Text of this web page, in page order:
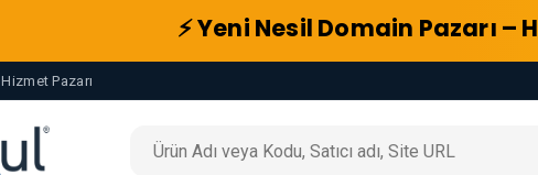
⚡ Yeni Nesil Domain Pazarı –
Hizmet Pazarı